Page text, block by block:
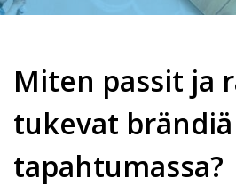
Miten passit ja
tukevat brändiä
tapahtumassa?